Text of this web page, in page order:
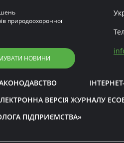
природоохоронної
НОВИНИ
ВЕРСІЯ ЖУРНАЛУ
ПІДПРИЄМСТВА»